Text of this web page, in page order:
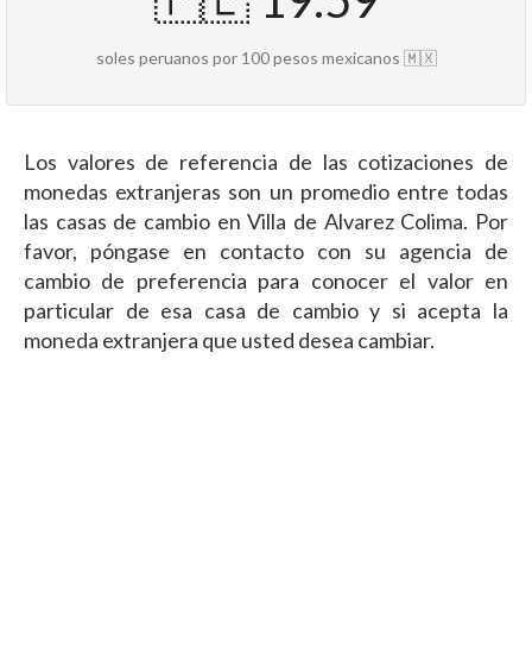
soles peruanos por 100 pesos mexicanos 🇲🇽
Los valores de referencia de las cotizaciones de
monedas extranjeras son un promedio entre todas
las casas de cambio en Villa de Alvarez Colima. Por
favor, póngase en contacto con su agencia de
cambio de preferencia para conocer el valor en
particular de esa casa de cambio y si acepta la
moneda extranjera que usted desea cambiar.